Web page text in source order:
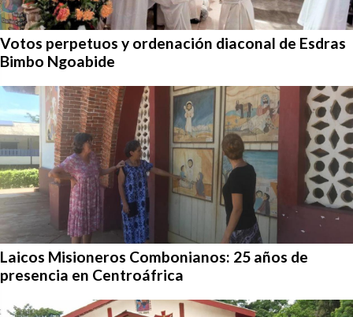
Votos perpetuos y ordenación diaconal de Esdras
Bimbo Ngoabide
Laicos Misioneros Combonianos: 25 años de
presencia en Centroáfrica